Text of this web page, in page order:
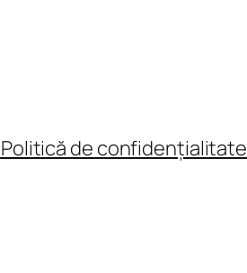
Politică de confidențialitate